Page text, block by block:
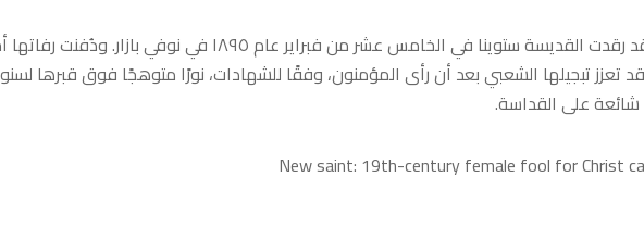
بحسب التقاليد، كانت تعرف وقت وفاتها، وقد رقدت القديسة ستوينا في الخامس عشر من فبراير عام ١٨٩٥ في نوفي بازار.
تبجيلها الشعبي بعد أن رأى المؤمنون، وفقًا للشهادات، نورًا متوهجًا فوق قبرها
شائعة على القداسة.
New saint: 19th-century female fool for Christ